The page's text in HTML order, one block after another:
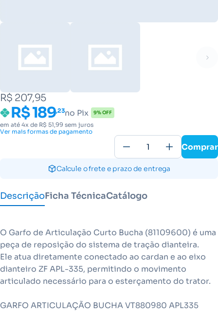
R$ 207,95
R$ 189,23no Pix 9% OFF
em até 4x de R$ 51,99 sem juros
Ver mais formas de pagamento
Comprar
Calcule o frete e prazo de entrega
DescriçãoFicha TécnicaCatálogo
O Garfo de Articulação Curto Bucha (81109600) é uma
peça de reposição do sistema de tração dianteira.
Ele atua diretamente conectado ao cardan e ao eixo
dianteiro ZF APL-335, permitindo o movimento
articulado necessário para o esterçamento do trator.
GARFO ARTICULAÇÃO BUCHA VT880980 APL335